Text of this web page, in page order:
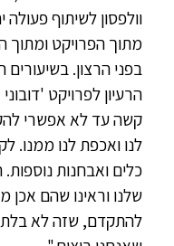
וולפסון לשיתוף פעולה
מתוך הפרויקט
בפני הרצון.
הרעיון לפרויקט
קשה עד לא אפשרי
לנו ואכפת לנו ממנו.
כלים ואבחנות
שלנו וראינו שהם אכן
להתקדם, שזה לא